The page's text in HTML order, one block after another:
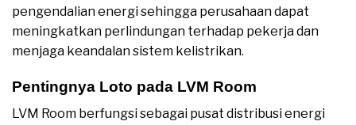
pengendalian energi sehingga perusahaan dapat
meningkatkan perlindungan terhadap pekerja dan
menjaga keandalan sistem kelistrikan.
Pentingnya Loto pada LVM Room
LVM Room berfungsi sebagai pusat distribusi energi